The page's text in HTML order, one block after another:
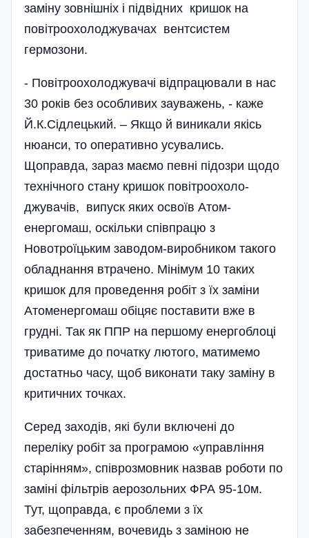
заміну зовнішніх і підвідних кришок на
повітроохоло­джувачах вентсистем
гермозони.
- Повітроохолоджувачі відпрацювали в нас
30 років без особливих зауважень, - каже
Й.К.Сідлецький. – Якщо й виникали якісь
нюанси, то оперативно усувались.
Щоправда, зараз маємо певні підозри щодо
технічного стану кришок повітроохоло­
джувачів, випуск яких освоїв Атом­
енергомаш, оскільки співпрацю з
Новотроїцьким заводом-виробником такого
обладнання втрачено. Міні­мум 10 таких
кришок для проведення робіт з їх заміни
Атоменергомаш обіцяє поставити вже в
грудні. Так як ППР на першому енергоблоці
триватиме до початку лютого, матимемо
достатньо часу, щоб виконати таку заміну в
критичних точках.
Серед заходів, які були включені до
переліку робіт за програмою «управління
старінням», співрозмовник назвав роботи по
заміні фільтрів аерозольних ФРА 95-10м.
Тут, щоправда, є проблеми з їх
забезпеченням, вочевидь з заміною не